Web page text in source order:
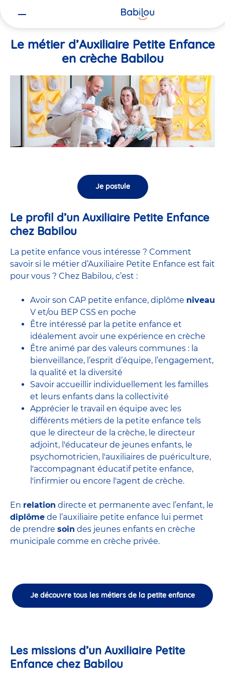
Le métier d’Auxiliaire Petite Enfance
en crèche Babilou
Je postule
Le profil d’un Auxiliaire Petite Enfance
chez Babilou
La petite enfance vous intéresse ? Comment
savoir si le métier d’Auxiliaire Petite Enfance est fait
pour vous ? Chez Babilou, c’est :
Avoir son CAP petite enfance, diplôme niveau
V et/ou BEP CSS en poche
Être intéressé par la petite enfance et
idéalement avoir une expérience en crèche
Être animé par des valeurs communes : la
bienveillance, l’esprit d’équipe, l’engagement,
la qualité et la diversité
Savoir accueillir individuellement les familles
et leurs enfants dans la collectivité
Apprécier le travail en équipe avec les
différents métiers de la petite enfance tels
que le directeur de la crèche, le directeur
adjoint, l'éducateur de jeunes enfants, le
psychomotricien, l'auxiliaires de puériculture,
l'accompagnant éducatif petite enfance,
l'infirmier ou encore l'agent de crèche.
En relation directe et permanente avec l’enfant, le
diplôme de l’auxiliaire petite enfance lui permet
de prendre soin des jeunes enfants en crèche
municipale comme en crèche privée.
Je découvre tous les métiers de la petite enfance
Les missions d’un Auxiliaire Petite
Enfance chez Babilou